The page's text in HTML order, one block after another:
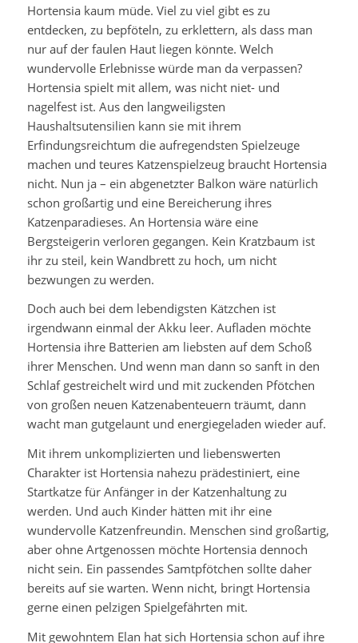
Hortensia kaum müde. Viel zu viel gibt es zu
entdecken, zu bepföteln, zu erklettern, als dass man
nur auf der faulen Haut liegen könnte. Welch
wundervolle Erlebnisse würde man da verpassen?
Hortensia spielt mit allem, was nicht niet- und
nagelfest ist. Aus den langweiligsten
Haushaltsutensilien kann sie mit ihrem
Erfindungsreichtum die aufregendsten Spielzeuge
machen und teures Katzenspielzeug braucht Hortensia
nicht. Nun ja – ein abgenetzter Balkon wäre natürlich
schon großartig und eine Bereicherung ihres
Katzenparadieses. An Hortensia wäre eine
Bergsteigerin verloren gegangen. Kein Kratzbaum ist
ihr zu steil, kein Wandbrett zu hoch, um nicht
bezwungen zu werden.
Doch auch bei dem lebendigsten Kätzchen ist
irgendwann einmal der Akku leer. Aufladen möchte
Hortensia ihre Batterien am liebsten auf dem Schoß
ihrer Menschen. Und wenn man dann so sanft in den
Schlaf gestreichelt wird und mit zuckenden Pfötchen
von großen neuen Katzenabenteuern träumt, dann
wacht man gutgelaunt und energiegeladen wieder auf.
Mit ihrem unkomplizierten und liebenswerten
Charakter ist Hortensia nahezu prädestiniert, eine
Startkatze für Anfänger in der Katzenhaltung zu
werden. Und auch Kinder hätten mit ihr eine
wundervolle Katzenfreundin. Menschen sind großartig,
aber ohne Artgenossen möchte Hortensia dennoch
nicht sein. Ein passendes Samtpfötchen sollte daher
bereits auf sie warten. Wenn nicht, bringt Hortensia
gerne einen pelzigen Spielgefährten mit.
Mit gewohntem Elan hat sich Hortensia schon auf ihre